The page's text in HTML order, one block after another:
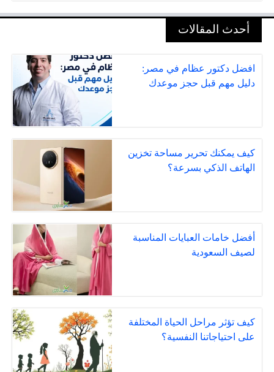
أحدث المقالات
افضل دكتور عظام في مصر:
دليل مهم قبل حجز موعدك
كيف يمكنك تحرير مساحة تخزين
الهاتف الذكي بسرعة؟
أفضل خامات العبايات المناسبة
لصيف السعودية
كيف تؤثر مراحل الحياة المختلفة
على احتياجاتنا النفسية؟